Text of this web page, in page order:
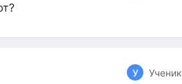
У Ученик